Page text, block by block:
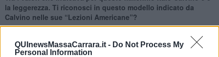
QUInewsMassaCarrara.it - Do Not Process My
Personal Information
la leggerezza. Ti riconosci in questo modello indicato da
Calvino nelle sue “Lezioni Americane”?
anche rispetto ad alcuni mie lavori del passato, più figurativi, che
adesso avverto come troppo pesanti. Comunque in Calvino ritrovo